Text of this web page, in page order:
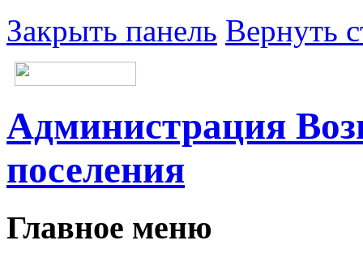
Закрыть панель Вернуть
Администрация
поселения
Главное меню